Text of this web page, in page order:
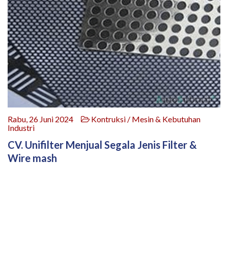
Rabu, 26 Juni 2024
Kontruksi / Mesin & Kebutuhan
Industri
CV. Unifilter Menjual Segala Jenis Filter &
Wire mash